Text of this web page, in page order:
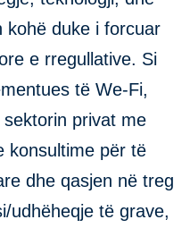
kohë duke i forcuar
e rregullative. Si
të We-Fi,
privat me
konsultime për të
dhe qasjen në treg
udhëheqje të grave,